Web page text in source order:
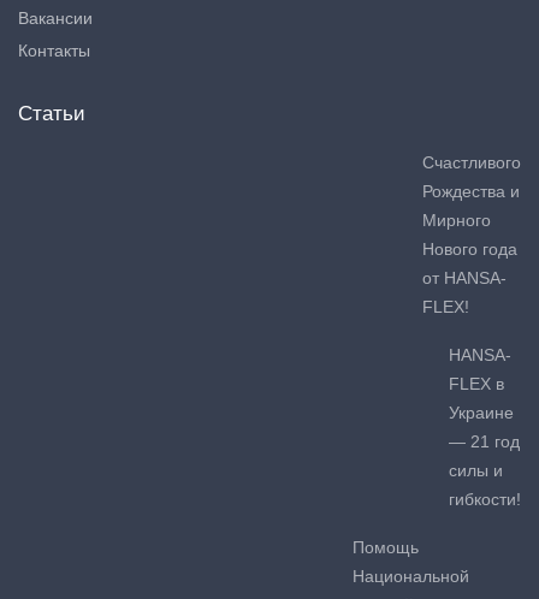
Вакансии
Контакты
Статьи
Счастливого
Рождества и
Мирного
Нового года
от HANSA-
FLEX!
HANSA-
FLEX в
Украине
— 21 год
силы и
гибкости!
Помощь
Национальной